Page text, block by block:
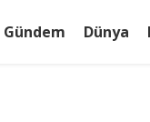
Gündem Dünya